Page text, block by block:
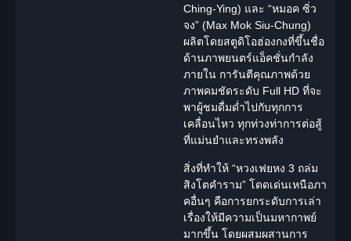
Ching-Ying) และ “หมอค ซิ่ว
จง” (Max Mok Siu-Chung)
ผลิตโดยสตูดิโอฮ่องกงที่ขึ้นชื่อ
ด้านภาพยนตร์แอ็คชั่นกำลัง
ภายใน การันตีคุณภาพด้วย
ภาพคมชัดระดับ Full HD ที่จะ
พาผู้ชมดื่มด่ำไปกับทุกการ
เคลื่อนไหว ทุกท่วงท่าการต่อสู้
ที่แม่นยำและทรงพลัง
สิ่งที่ทำให้ “หวงเฟยหง 3 ถล่ม
สิงโตคำราม” โดดเด่นเหนือภา
คอื่นๆ คือการยกระดับการเล่า
เรื่องให้มีความเป็นมหากาพย์
มากขึ้น โดยผสมผสานการ